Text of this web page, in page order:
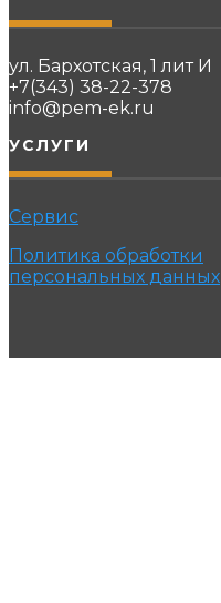
ул. Бархотская, 1 лит И
+7(343) 38-22-378
info@pem-ek.ru
УСЛУГИ
Сервис
Политика обработки
персональных данных